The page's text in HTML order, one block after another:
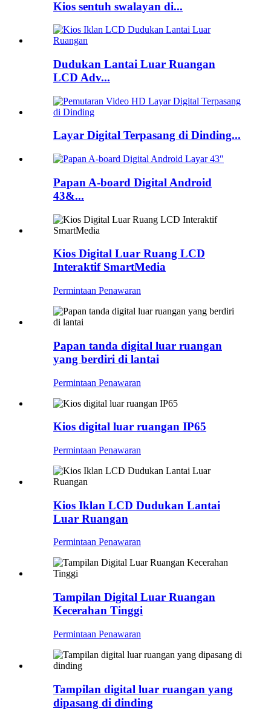
Kios sentuh swalayan di...
Dudukan Lantai Luar Ruangan
LCD Adv...
Layar Digital Terpasang di Dinding...
Papan A-board Digital Android
43&...
Kios Digital Luar Ruang LCD
Interaktif SmartMedia
Permintaan Penawaran
Papan tanda digital luar ruangan
yang berdiri di lantai
Permintaan Penawaran
Kios digital luar ruangan IP65
Permintaan Penawaran
Kios Iklan LCD Dudukan Lantai
Luar Ruangan
Permintaan Penawaran
Tampilan Digital Luar Ruangan
Kecerahan Tinggi
Permintaan Penawaran
Tampilan digital luar ruangan yang
dipasang di dinding